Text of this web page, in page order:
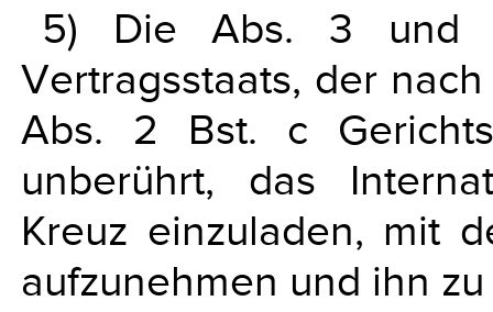
5) Die Abs. 3 und
Vertragsstaats, der
Abs. 2 Bst. c
unberührt, das
Kreuz einzuladen, mit
aufzunehmen und ihn